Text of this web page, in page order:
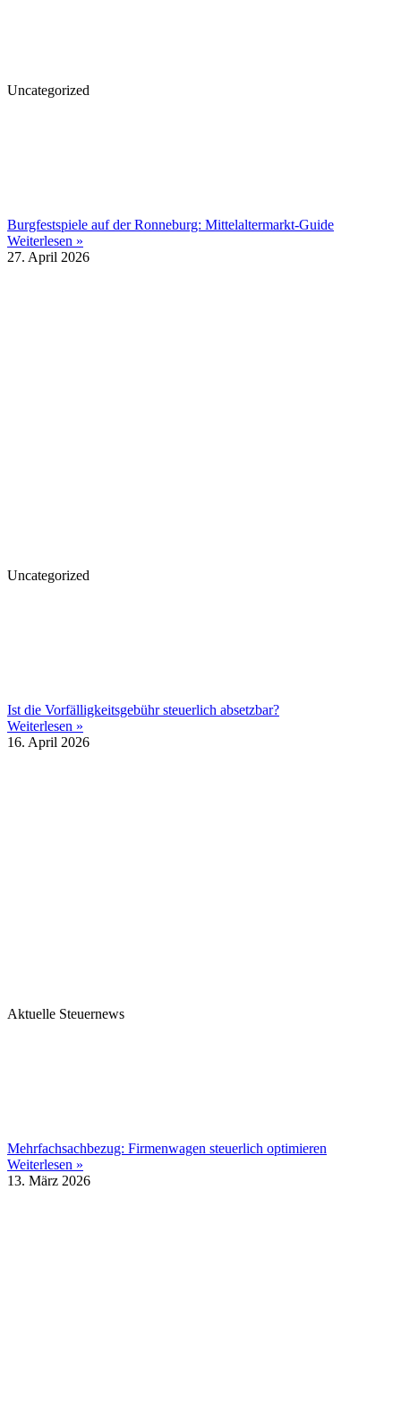
Uncategorized
Burgfestspiele auf der Ronneburg: Mittelaltermarkt-Guide
Weiterlesen »
27. April 2026
Uncategorized
Ist die Vorfälligkeitsgebühr steuerlich absetzbar?
Weiterlesen »
16. April 2026
Aktuelle Steuernews
Mehrfachsachbezug: Firmenwagen steuerlich optimieren
Weiterlesen »
13. März 2026